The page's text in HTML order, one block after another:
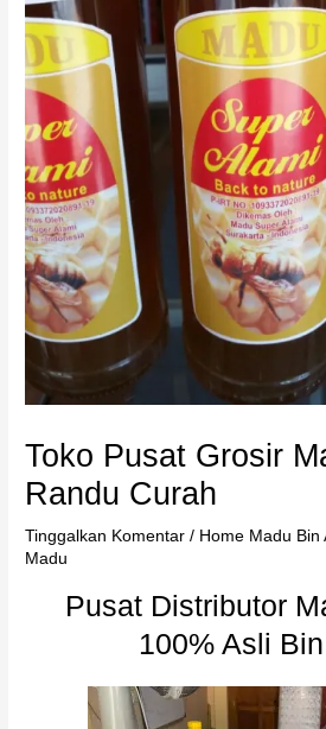
Toko Pusat Grosir
Randu Curah
Tinggalkan Komentar / Home Madu Bin
Madu
Pusat Distributor
100% Asli